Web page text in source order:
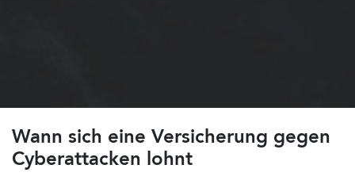
Wann sich eine Versicherung gegen
Cyberattacken lohnt